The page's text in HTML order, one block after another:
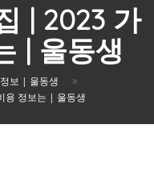
| 2023 가
| 울동생
보 | 울동생 »
용 정보는 | 울동생